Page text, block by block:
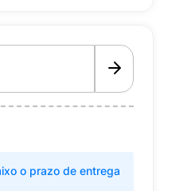
o prazo de entrega